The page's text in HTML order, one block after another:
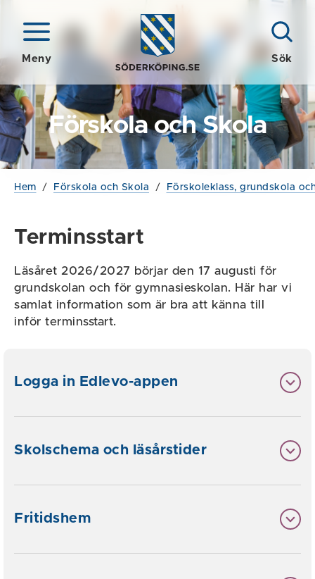
Meny Sök
Förskola och Skola
Hem / Förskola och Skola / Förskoleklass, grundskola
Terminsstart
Läsåret 2026/2027 börjar den 17 augusti för
grundskolan och för gymnasieskolan. Här har vi
samlat information som är bra att känna till
inför terminsstart.
Logga in Edlevo-appen
Skolschema och läsårstider
Fritidshem